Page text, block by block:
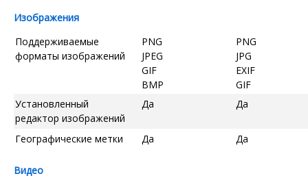
Изображения
Поддерживаемые
форматы изображений
PNG
JPEG
GIF
BMP
PNG
JPG
EXIF
GIF
Установленный
редактор изображений
Да Да
Географические метки Да Да
Видео